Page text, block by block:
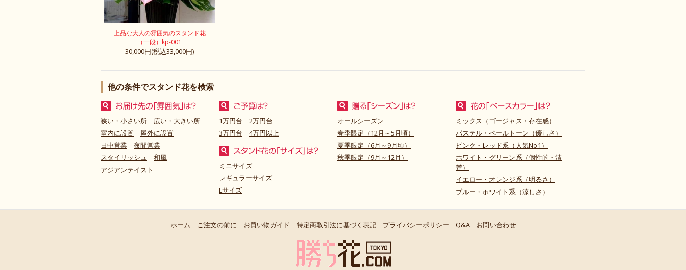
上品な大人の雰囲気のスタンド花
（一段）kp-001
30,000円(税込33,000円)
他の条件でスタンド花を検索
狭い・小さい所
広い・大きい所
室内に設置
屋外に設置
日中営業
夜間営業
スタイリッシュ
和風
アジアンテイスト
1万円台
2万円台
3万円台
4万円以上
ミニサイズ
レギュラーサイズ
Lサイズ
オールシーズン
春季限定（12月～5月頃）
夏季限定（6月～9月頃）
秋季限定（9月～12月）
ミックス（ゴージャス・存在感）
パステル・ペールトーン（優しさ）
ピンク・レッド系（人気No1）
ホワイト・グリーン系（個性的・清
楚）
イエロー・オレンジ系（明るさ）
ブルー・ホワイト系（涼しさ）
ホーム ご注文の前に お買い物ガイド 特定商取引法に基づく表記 プライバシーポリシー Q&A お問い合わせ